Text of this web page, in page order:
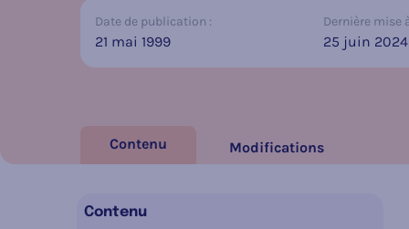
Date de publication :
21 mai 1999
Dernière mise
25 juin 2024
Contenu Modifications
Contenu